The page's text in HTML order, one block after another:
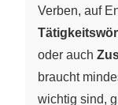
Verben, auf
oder auch
braucht
wichtig sind,